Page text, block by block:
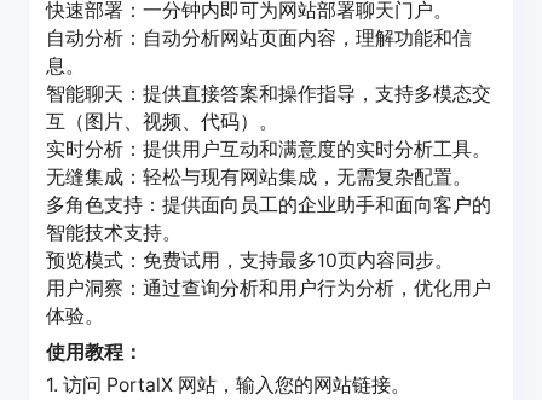
快速部署：一分钟内即可为网站部署聊天门户。
自动分析：自动分析网站页面内容，理解功能和信
息。
智能聊天：提供直接答案和操作指导，支持多模态交
互（图片、视频、代码）。
实时分析：提供用户互动和满意度的实时分析工具。
无缝集成：轻松与现有网站集成，无需复杂配置。
多角色支持：提供面向员工的企业助手和面向客户的
智能技术支持。
预览模式：免费试用，支持最多10页内容同步。
用户洞察：通过查询分析和用户行为分析，优化用户
体验。
使用教程：
1. 访问 PortalX 网站，输入您的网站链接。